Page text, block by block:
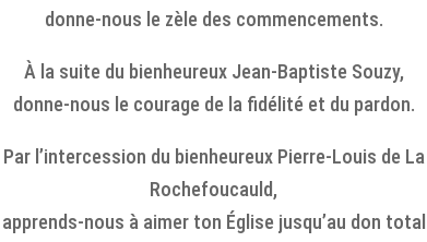
donne-nous le zèle des commencements.
À la suite du bienheureux Jean-Baptiste Souzy,
donne-nous le courage de la fidélité et du pardon.
Par l’intercession du bienheureux Pierre-Louis de La
Rochefoucauld,
apprends-nous à aimer ton Église jusqu’au don total